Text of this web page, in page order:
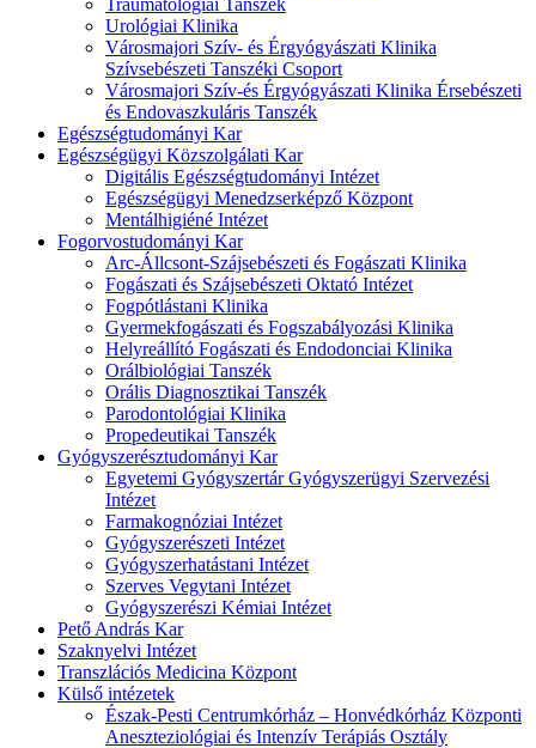
Traumatológiai Tanszék
Urológiai Klinika
Városmajori Szív- és Érgyógyászati Klinika
Szívsebészeti Tanszéki Csoport
Városmajori Szív-és Érgyógyászati Klinika Érsebészeti
és Endovaszkuláris Tanszék
Egészségtudományi Kar
Egészségügyi Közszolgálati Kar
Digitális Egészségtudományi Intézet
Egészségügyi Menedzserképző Központ
Mentálhigiéné Intézet
Fogorvostudományi Kar
Arc-Állcsont-Szájsebészeti és Fogászati Klinika
Fogászati és Szájsebészeti Oktató Intézet
Fogpótlástani Klinika
Gyermekfogászati és Fogszabályozási Klinika
Helyreállító Fogászati és Endodonciai Klinika
Orálbiológiai Tanszék
Orális Diagnosztikai Tanszék
Parodontológiai Klinika
Propedeutikai Tanszék
Gyógyszerésztudományi Kar
Egyetemi Gyógyszertár Gyógyszerügyi Szervezési
Intézet
Farmakognóziai Intézet
Gyógyszerészeti Intézet
Gyógyszerhatástani Intézet
Szerves Vegytani Intézet
Gyógyszerészi Kémiai Intézet
Pető András Kar
Szaknyelvi Intézet
Transzlációs Medicina Központ
Külső intézetek
Észak-Pesti Centrumkórház – Honvédkórház Központi
Aneszteziológiai és Intenzív Terápiás Osztály